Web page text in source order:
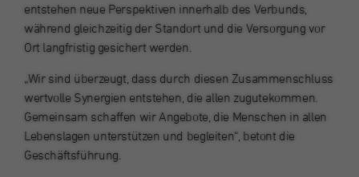
entstehen neue Perspektiven innerhalb des Verbunds,
während gleichzeitig der Standort und die Versorgung vor
Ort langfristig gesichert werden.
„Wir sind überzeugt, dass durch diesen Zusammenschluss
wertvolle Synergien entstehen, die allen zugutekommen.
Gemeinsam schaffen wir Angebote, die Menschen in allen
Lebenslagen unterstützen und begleiten“, betont die
Geschäftsführung.
Name highContrast
Anbieter
Laufzeit 14 Tage
Zweck
Dieses Cookie dient zur Speicherung des
Darstellungsmodus der Webseite.
Zweck
Kurzlebige Cookies, die zur vorübergehenden
Speicherung von Daten für den Besuch
Anbieter Facebook
Zweck
Von Facebook gesetztes Cookie. Die
gesammelten Informationen werden in ihren
Werbeprodukten verwendet, zum Beispiel
Echtzeit-Gebote von Drittanbietern.